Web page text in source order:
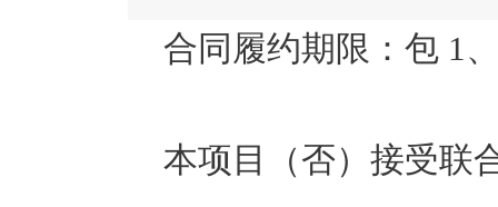
合同履约期限： 包 1
本项目（否）接受联